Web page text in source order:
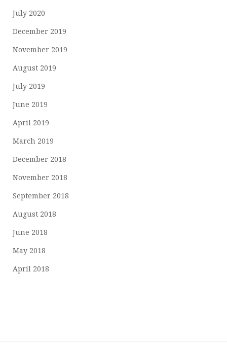
July 2020
December 2019
November 2019
August 2019
July 2019
June 2019
April 2019
March 2019
December 2018
November 2018
September 2018
August 2018
June 2018
May 2018
April 2018